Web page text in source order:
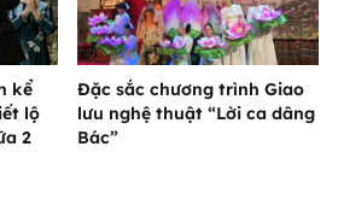
kể
lộ
2
Đặc sắc chương trình Giao
lưu nghệ thuật “Lời ca dâng
Bác”